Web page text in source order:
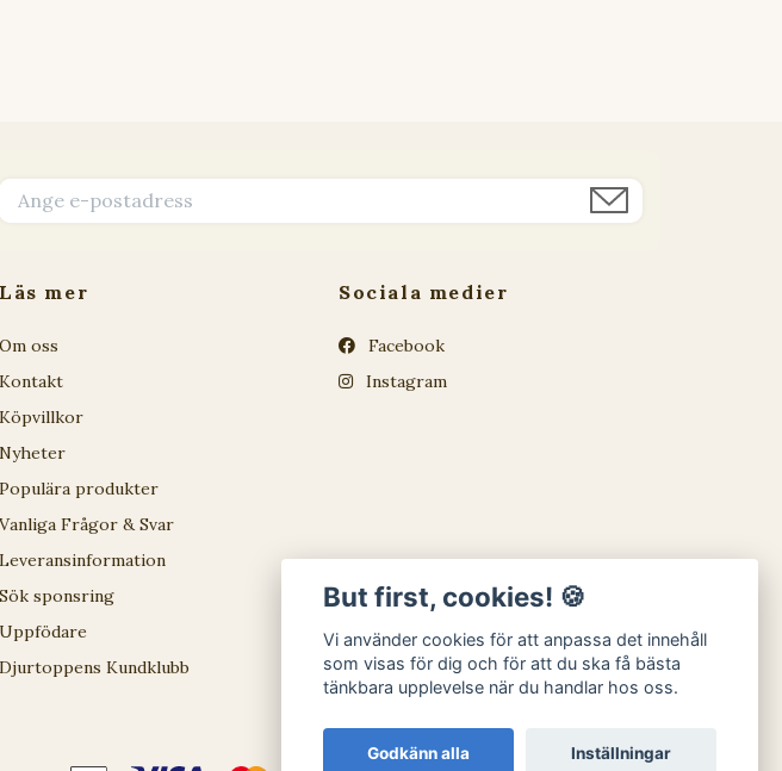
Läs mer
Om oss
Kontakt
Köpvillkor
Nyheter
Populära produkter
Vanliga Frågor & Svar
Leveransinformation
Sök sponsring
Uppfödare
Djurtoppens Kundklubb
Sociala medier
Facebook
Instagram
But first, cookies! 🍪
Vi använder cookies för att anpassa det innehåll
som visas för dig och för att du ska få bästa
tänkbara upplevelse när du handlar hos oss.
Godkänn alla Inställningar